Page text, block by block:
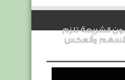
الشريعة تلزم
وأنعكس